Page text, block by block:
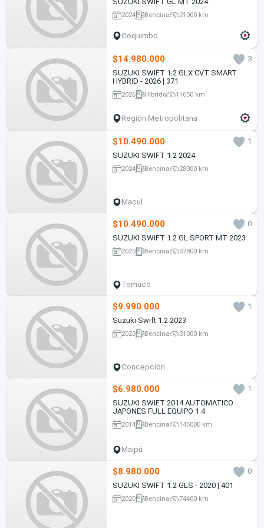
2024 Bencina 21000 km
Coquimbo
$14.980.000
3
SUZUKI SWIFT 1.2 GLX CVT SMART
HYBRID - 2026 | 371
2026 Híbrido 11650 km
Región Metropolitana
$10.490.000
1
SUZUKI SWIFT 1.2 2024
2024 Bencina 28000 km
Macul
$10.490.000
0
SUZUKI SWIFT 1.2 GL SPORT MT 2023
2023 Bencina 37800 km
Temuco
$9.990.000
1
Suzuki Swift 1.2 2023
2023 Bencina 31000 km
Concepción
$6.980.000
1
SUZUKI SWIFT 2014 AUTOMATICO
JAPONES FULL EQUIPO 1.4
2014 Bencina 145000 km
Maipú
$8.980.000
0
SUZUKI SWIFT 1.2 GLS - 2020 | 401
2020 Bencina 74400 km